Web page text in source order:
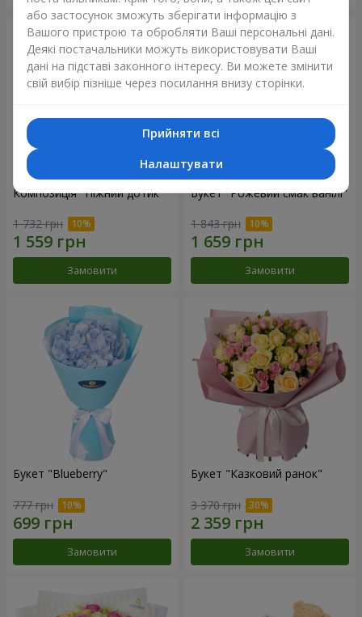
Композиція "Ніжний дотик"
1 732 грн
Замовити
Букет "Рожевий смак ванілі"
1 843 грн
Замовити
Букет "Blueberry"
777 грн
Замовити
Букет "Казковий ранок"
3 370 грн
Замовити
або застосунок зможуть зберігати інформацію з
Вашого пристрою та обробляти Ваші персональні дані.
Деякі постачальники можуть використовувати Ваші
дані на підставі законного інтересу. Ви можете змінити
свій вибір пізніше через посилання внизу сторінки.
Прийняти всі
Налаштувати